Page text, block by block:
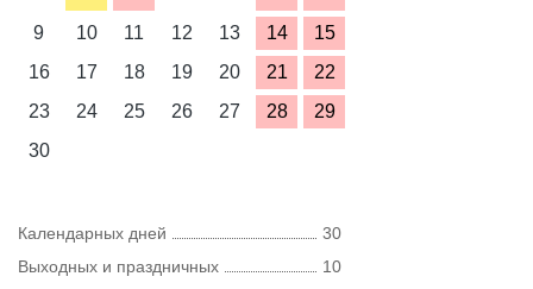
9
10 11 12 13 14
15
16
17 18 19 20 21
22
23
24 25 26 27 28
29
30
Календарных дней
30
Выходных и праздничных
10